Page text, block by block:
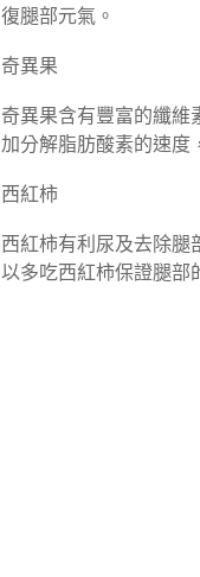
復腿部元氣。
奇異果
奇異果含有豐富的纖維
加分解脂肪酸素的速度
西紅柿
西紅柿有利尿及去除腿
以多吃西紅柿保證腿部